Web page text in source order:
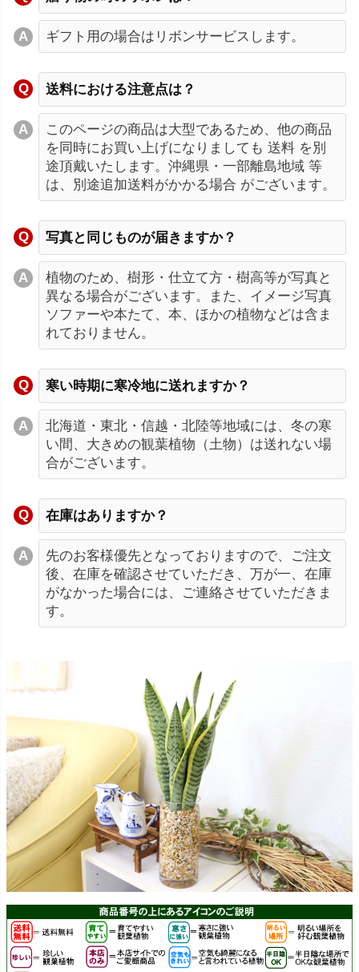
ギフト用の場合はリボンサービスします。
送料における注意点は？
このページの商品は大型であるため、他の商品
を同時にお買い上げになりましても 送料 を別
途頂戴いたします。沖縄県・一部離島地域 等
は、別途追加送料がかかる場合 がございます。
写真と同じものが届きますか？
植物のため、樹形・仕立て方・樹高等が写真と
異なる場合がございます。また、イメージ写真
ソファーや本たて、本、ほかの植物などは含ま
れておりません。
寒い時期に寒冷地に送れますか？
北海道・東北・信越・北陸等地域には、冬の寒
い間、大きめの観葉植物（土物）は送れない場
合がございます。
在庫はありますか？
先のお客様優先となっておりますので、ご注文
後、在庫を確認させていただき、万が一、在庫
がなかった場合には、ご連絡させていただきま
す。